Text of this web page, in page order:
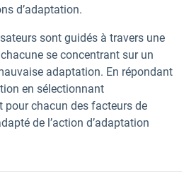
d’adaptation.
sont guidés à travers une
se concentrant sur un
adaptation. En répondant
en sélectionnant
chacun des facteurs de
de l’action d’adaptation